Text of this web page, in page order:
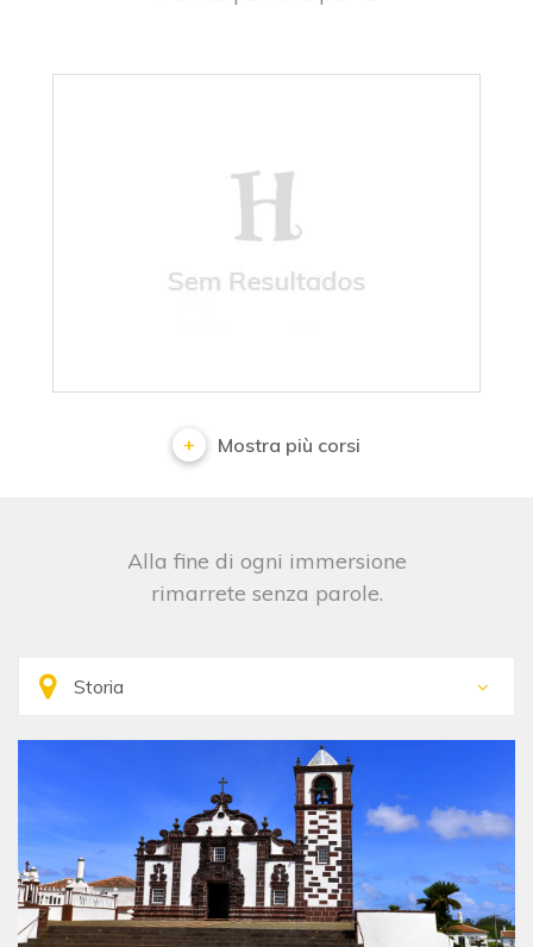
Senza Risultati
Mostra più corsi
Alla fine di ogni immersione
rimarrete senza parole.